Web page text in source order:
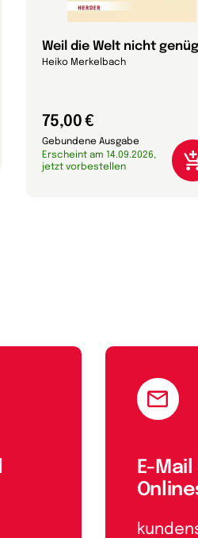
Weil die Welt nicht
Heiko Merkelbach
75,00 €
Gebundene Ausgabe
Erscheint am 14.09.2026,
jetzt vorbestellen
E-Mail